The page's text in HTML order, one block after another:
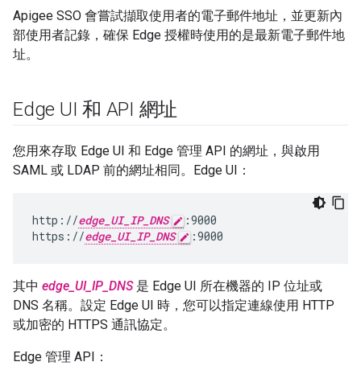
Apigee SSO 會嘗試擷取使用者的電子郵件地址，並更新內
部使用者記錄，確保 Edge 授權時使用的是最新電子郵件地
址。
Edge UI 和 API 網址
您用來存取 Edge UI 和 Edge 管理 API 的網址，與啟用
SAML 或 LDAP 前的網址相同。Edge UI：
http://edge_UI_IP_DNS
:9000
https://edge_UI_IP_DNS :9000
其中 edge_UI_IP_DNS是 Edge UI 所在機器的 IP 位址或
DNS 名稱。設定 Edge UI 時，您可以指定連線使用 HTTP
或加密的 HTTPS 通訊協定。
Edge 管理 API：